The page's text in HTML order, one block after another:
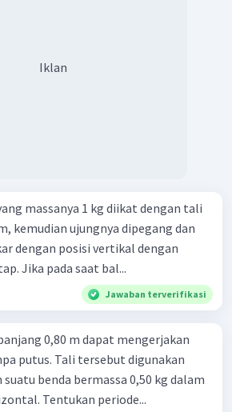
Iklan
massanya 1 kg diikat dengan tali
kemudian ujungnya dipegang dan
dengan posisi vertikal dengan
Jika pada saat bal...
Jawaban terverifikasi
0,80 m dapat mengerjakan
putus. Tali tersebut digunakan
benda bermassa 0,50 kg dalam
Tentukan periode...